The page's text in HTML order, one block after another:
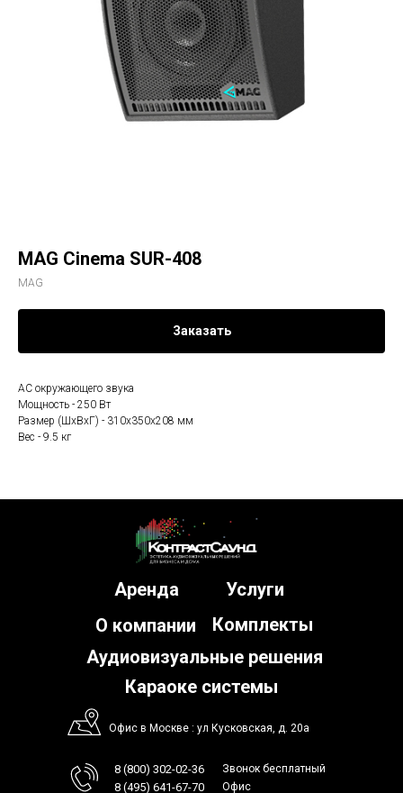
MAG Cinema SUR-408
MAG
Заказать
АС окружающего звука
Мощность - 250 Вт
Размер (ШхВхГ) - 310x350x208 мм
Вес - 9.5 кг
Комплекты
Услуги
Аудиовизуальные решения
Офис в Москве : ул Кусковская, д. 20а
8 (800) 302-02-36 Звонок бесплатный
8 (495) 641-67-70 Офис
О компании
Аренда
Караоке системы